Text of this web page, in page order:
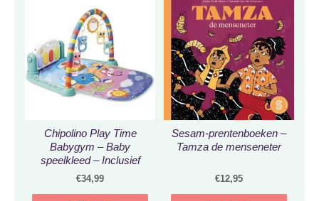
Chipolino Play Time
Babygym – Baby
speelkleed – Inclusief
piano en spiegel – 3 in 1
€34,99
Sesam-prentenboeken –
Tamza de menseneter
€12,95